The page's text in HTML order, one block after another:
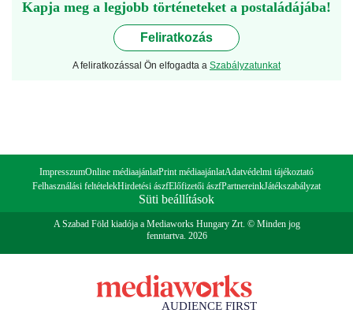
Kapja meg a legjobb történeteket a postaládájába!
Feliratkozás
A feliratkozással Ön elfogadta a Szabályzatunkat
ImpresszumOnline médiaajánlatPrint médiaajánlatAdatvédelmi tájékoztató
Felhasználási feltételekHirdetési ászfElőfizetői ászfPartnereinkJátékszabályzat
Süti beállítások
A Szabad Föld kiadója a Mediaworks Hungary Zrt. © Minden jog
fenntartva. 2026